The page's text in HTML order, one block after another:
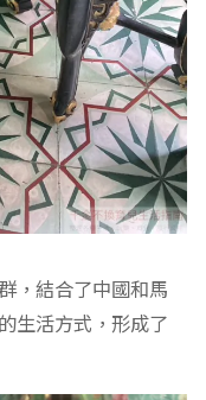
，結合了中國和馬
生活方式，形成了